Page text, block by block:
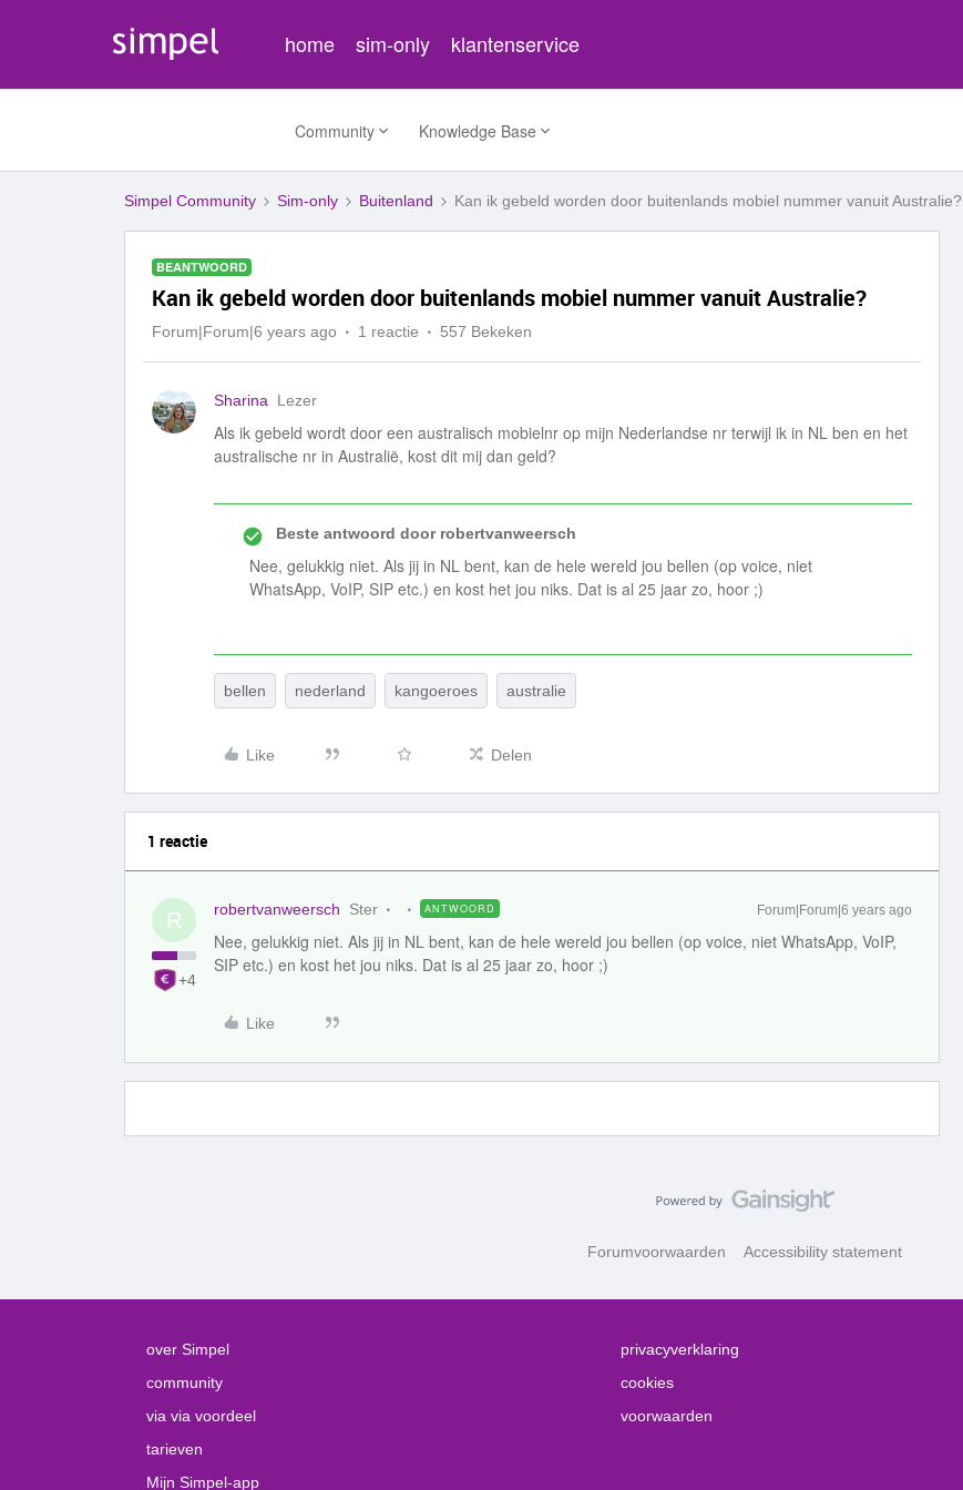
home sim-only klantenservice
Community Knowledge Base
Simpel Community Sim-only Buitenland Kan ik gebeld worden door buitenlands mobiel nummer vanuit Australie?
BEANTWOORD
Kan ik gebeld worden door buitenlands mobiel nummer vanuit Australie?
Forum|Forum|6 years ago 1 reactie 557 Bekeken
Sharina Lezer
Als ik gebeld wordt door een australisch mobielnr op mijn Nederlandse nr terwijl ik in NL ben en het
australische nr in Australië, kost dit mij dan geld?
Beste antwoord doorrobertvanweersch
Nee, gelukkig niet. Als jij in NL bent, kan de hele wereld jou bellen (op voice, niet
WhatsApp, VoIP, SIP etc.) en kost het jou niks. Dat is al 25 jaar zo, hoor ;)
bellen nederland kangoeroes australie
Like Delen
1 reactie
R
+4
robertvanweersch Ster ANTWOORD Forum|Forum|6 years ago
Nee, gelukkig niet. Als jij in NL bent, kan de hele wereld jou bellen (op voice, niet WhatsApp, VoIP,
SIP etc.) en kost het jou niks. Dat is al 25 jaar zo, hoor ;)
Like
Forumvoorwaarden Accessibility statement
over Simpel
community
via via voordeel
tarieven
Mijn Simpel-app
privacyverklaring
cookies
voorwaarden